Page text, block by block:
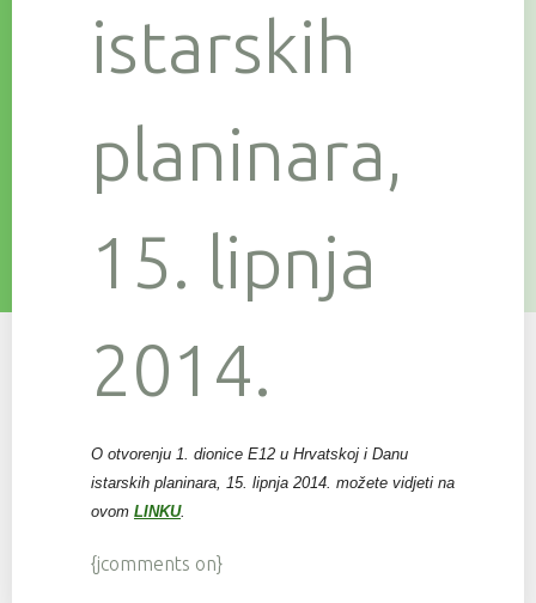
istarskih
planinara,
15. lipnja
2014.
O otvorenju 1. dionice E12 u Hrvatskoj i Danu
istarskih planinara, 15. lipnja 2014. možete vidjeti na
ovom LINKU.
{jcomments on}